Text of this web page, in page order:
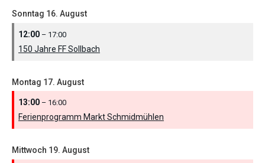
Sonntag 16. August
12:00 – 17:00
150 Jahre FF Sollbach
Montag 17. August
13:00 – 16:00
Ferienprogramm Markt Schmidmühlen
Mittwoch 19. August